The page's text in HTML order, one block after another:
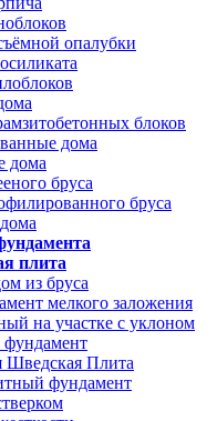
опалубки
блоков
дома
дома
бруса
бруса
плита
из бруса
мелкого заложения
на участке с уклоном
Шведская Плита
фундамент